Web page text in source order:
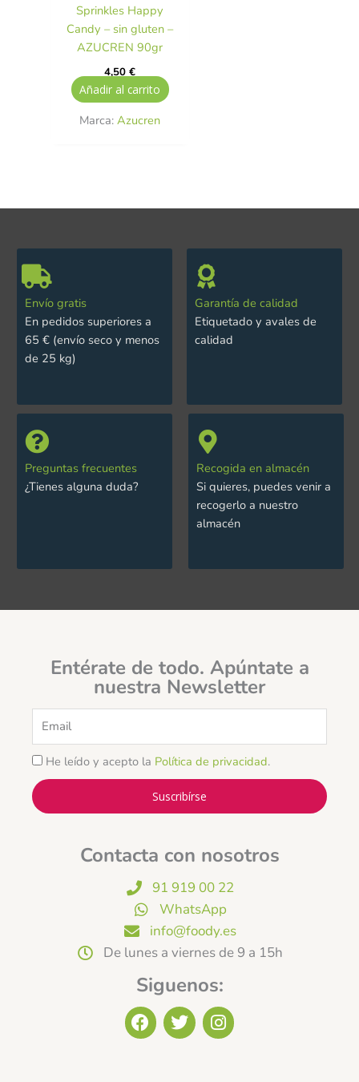
Sprinkles Happy
Candy – sin gluten –
AZUCREN 90gr
4,50€
Añadir al carrito
Marca:Azucren
Envío gratis
En pedidos superiores a
65 € (envío seco y menos
de 25 kg)
Garantía de calidad
Etiquetado y avales de
calidad
Preguntas frecuentes
¿Tienes alguna duda?
Recogida en almacén
Si quieres, puedes venir a
recogerlo a nuestro
almacén
Entérate de todo. Apúntate a
nuestra Newsletter
He leído y acepto la Política de privacidad.
Suscribírse
Contacta con nosotros
91 919 00 22
WhatsApp
info@foody.es
De lunes a viernes de 9 a 15h
Siguenos:
F
a
T
w
I
n